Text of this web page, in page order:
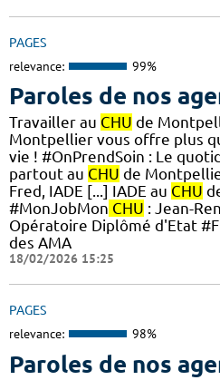
PAGES
relevance: 99%
Paroles de nos
Travailler au CHU de
Montpellier vous offre plus
vie ! #OnPrendSoin : Le
partout au CHU de
Fred, IADE [...] IADE au CHU
#MonJobMon CHU : Jean-
Opératoire Diplômé d'Etat
des AMA
18/02/2026 15:25
PAGES
relevance: 98%
Paroles de nos